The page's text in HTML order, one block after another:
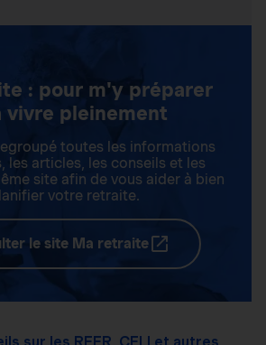
: pour m'y préparer
vivre pleinement
toutes les informations
les articles, les conseils et les
site afin de vous aider à bien
votre retraite.
le site Ma retraite
sur les REER, CELI et autres